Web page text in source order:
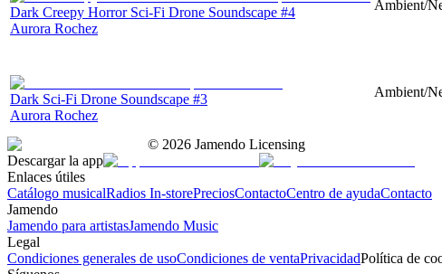
Dark Creepy Horror Sci-Fi Drone Soundscape #4
Aurora Rochez
Ambient/
Dark Sci-Fi Drone Soundscape #3
Aurora Rochez
Ambient/
© 2026 Jamendo Licensing
Descargar la app
Enlaces útiles
Catálogo musicalRadios In-storePreciosContactoCentro de ayudaContacto
Jamendo
Jamendo para artistasJamendo Music
Legal
Condiciones generales de usoCondiciones de ventaPrivacidadPolítica de